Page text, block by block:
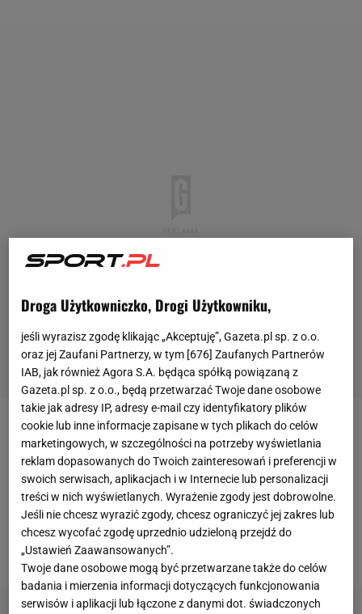
Agnieszka Wieszczek-Kordus z początku nie
zakwalifikowała się doigrzysk olimpijskich, ale
ostatecznie do Japonii poleci. Polski Związek
Zapaśniczy poinformował, że Wieszczek-Kordus
została zaproszona po tym, jak zdyskwalifikowano
Jenny Fransson.
Droga Użytkowniczko, Drogi Użytkowniku,
jeśli wyrazisz zgodę klikając „Akceptuję”, Gazeta.pl sp. z o.o.
oraz jej Zaufani Partnerzy, w tym [676] Zaufanych Partnerów
IAB, jak również Agora S.A. będąca spółką powiązaną z
Gazeta.pl sp. z o.o., będą przetwarzać Twoje dane osobowe
takie jak adresy IP, adresy e-mail czy identyfikatory plików
cookie lub inne informacje zapisane w tych plikach do celów
marketingowych, w szczególności na potrzeby wyświetlania
reklam dopasowanych do Twoich zainteresowań i preferencji w
swoich serwisach, aplikacjach i w Internecie lub personalizacji
treści w nich wyświetlanych. Wyrażenie zgody jest dobrowolne.
Jeśli nie chcesz wyrazić zgody, chcesz ograniczyć jej zakres lub
chcesz wycofać zgodę uprzednio udzieloną przejdź do
„Ustawień Zaawansowanych”.
Twoje dane osobowe mogą być przetwarzane także do celów
badania i mierzenia informacji dotyczących funkcjonowania
serwisów i aplikacji lub łączone z danymi dot. świadczonych